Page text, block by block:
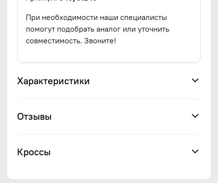
При необходимости наши специалисты
помогут подобрать аналог или уточнить
совместимость. Звоните!
Характеристики
Отзывы
Кроссы